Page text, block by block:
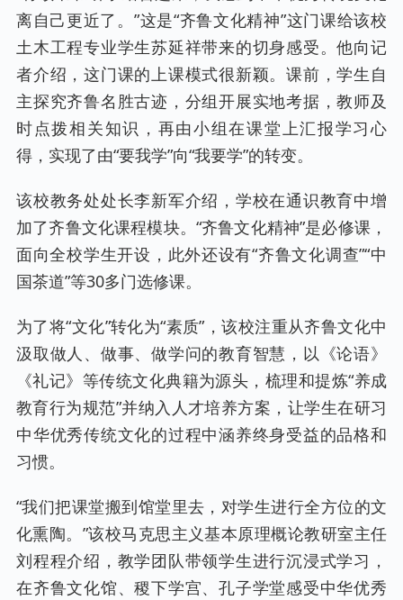
离自己更近了。”这是“齐鲁文化精神”这门课给该校
土木工程专业学生苏延祥带来的切身感受。他向记
者介绍，这门课的上课模式很新颖。课前，学生自
主探究齐鲁名胜古迹，分组开展实地考据，教师及
时点拨相关知识，再由小组在课堂上汇报学习心
得，实现了由“要我学”向“我要学”的转变。
该校教务处处长李新军介绍，学校在通识教育中增
加了齐鲁文化课程模块。“齐鲁文化精神”是必修课，
面向全校学生开设，此外还设有“齐鲁文化调查”“中
国茶道”等30多门选修课。
为了将“文化”转化为“素质”，该校注重从齐鲁文化中
汲取做人、做事、做学问的教育智慧，以《论语》
《礼记》等传统文化典籍为源头，梳理和提炼“养成
教育行为规范”并纳入人才培养方案，让学生在研习
中华优秀传统文化的过程中涵养终身受益的品格和
习惯。
“我们把课堂搬到馆堂里去，对学生进行全方位的文
化熏陶。”该校马克思主义基本原理概论教研室主任
刘程程介绍，教学团队带领学生进行沉浸式学习，
在齐鲁文化馆、稷下学宫、孔子学堂感受中华优秀